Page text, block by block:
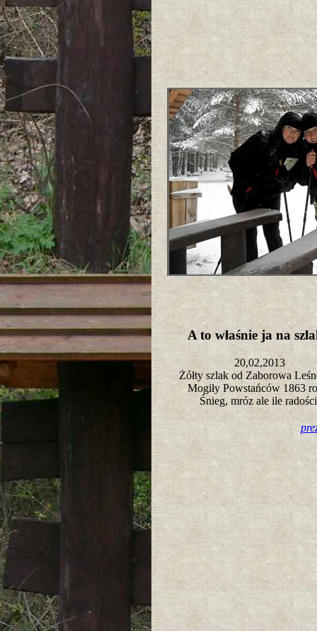
A to właśnie ja na
20,02,2013
Żółty szlak od Zaborowa
Mogiły Powstańców 1863
Śnieg, mróz ale ile